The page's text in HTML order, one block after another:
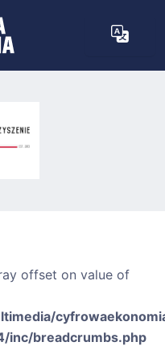
offset on value of
breadcrumbs.php